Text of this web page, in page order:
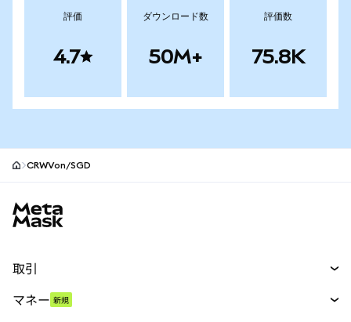
評価
4.7
ダウンロード数
50M+
評価数
75.8K
CRWVon/SGD
取引
マネー 新規